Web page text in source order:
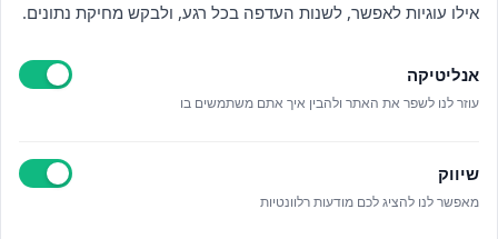
אילו עוגיות לאפשר, לשנות העדפה בכל רגע, ולבקש מחיקת נתונים.
אנליטיקה
עוזר לנו לשפר את האתר ולהבין איך אתם משתמשים בו
שיווק
מאפשר לנו להציג לכם מודעות רלוונטיות